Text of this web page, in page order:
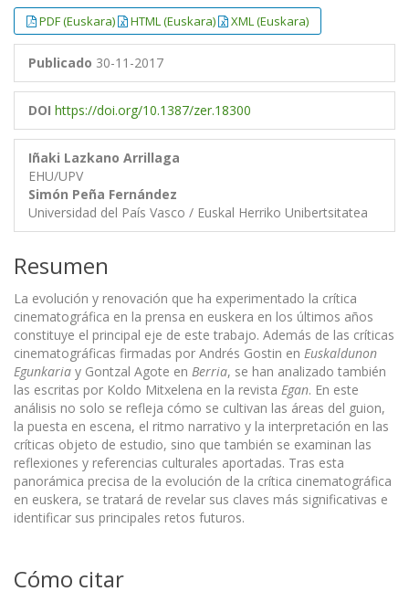
PDF (Euskara) HTML (Euskara) XML (Euskara)
Publicado 30-11-2017
DOI https://doi.org/10.1387/zer.18300
Iñaki Lazkano Arrillaga
EHU/UPV
Simón Peña Fernández
Universidad del País Vasco / Euskal Herriko Unibertsitatea
Resumen
La evolución y renovación que ha experimentado la crítica
cinematográfica en la prensa en euskera en los últimos años
constituye el principal eje de este trabajo. Además de las críticas
cinematográficas firmadas por Andrés Gostin en Euskaldunon
Egunkaria y Gontzal Agote en Berria, se han analizado también
las escritas por Koldo Mitxelena en la revista Egan. En este
análisis no solo se refleja cómo se cultivan las áreas del guion,
la puesta en escena, el ritmo narrativo y la interpretación en las
críticas objeto de estudio, sino que también se examinan las
reflexiones y referencias culturales aportadas. Tras esta
panorámica precisa de la evolución de la crítica cinematográfica
en euskera, se tratará de revelar sus claves más significativas e
identificar sus principales retos futuros.
Cómo citar